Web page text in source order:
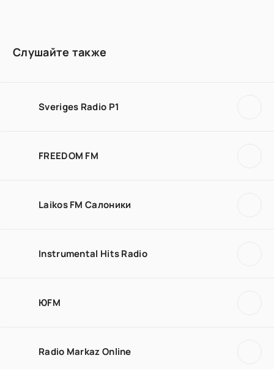
Слушайте также
Sveriges Radio P1
FREEDOM FM
Laikos FM Салоники
Instrumental Hits Radio
ЮFM
Radio Markaz Online